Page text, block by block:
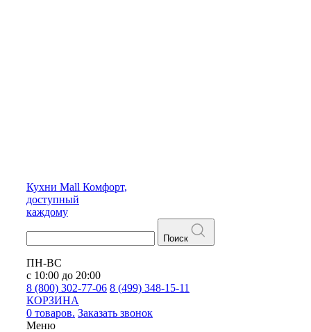
Кухни Mall Комфорт,
доступный
каждому
Поиск
ПН-ВС
с 10:00 до 20:00
8 (800) 302-77-06 8 (499) 348-15-11
КОРЗИНА
0 товаров. Заказать звонок
Меню